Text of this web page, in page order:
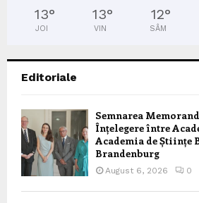
13°
JOI
13°
VIN
12°
SÂM
Editoriale
Semnarea
Înțelegere între
Academia de Științe
Brandenburg
August 6, 2026 0